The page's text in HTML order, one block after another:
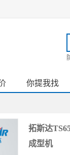
你提我找
拓斯达
成型机